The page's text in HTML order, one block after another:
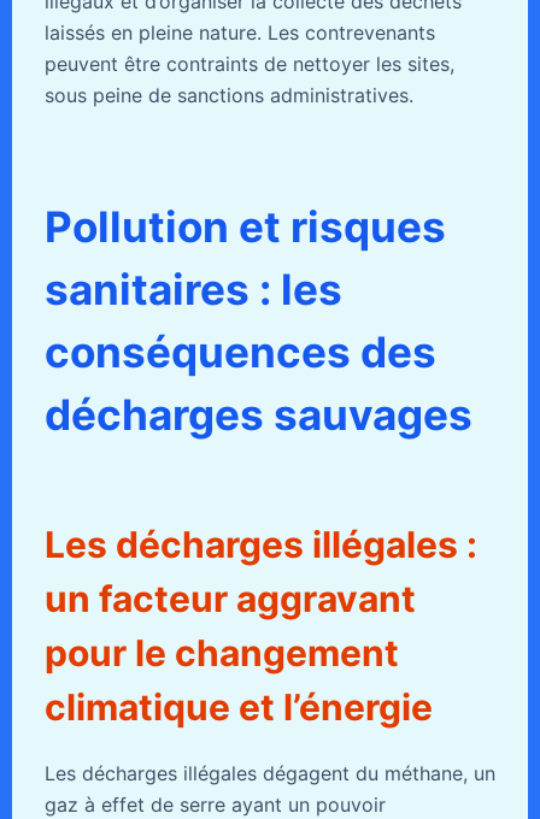
laissés en pleine nature. Les contrevenants
peuvent être contraints de nettoyer les sites,
sous peine de sanctions administratives.
Pollution et risques
sanitaires : les
conséquences des
décharges sauvages
Les décharges illégales :
un facteur aggravant
pour le changement
climatique et l’énergie
Les décharges illégales dégagent du méthane, un
gaz à effet de serre ayant un pouvoir